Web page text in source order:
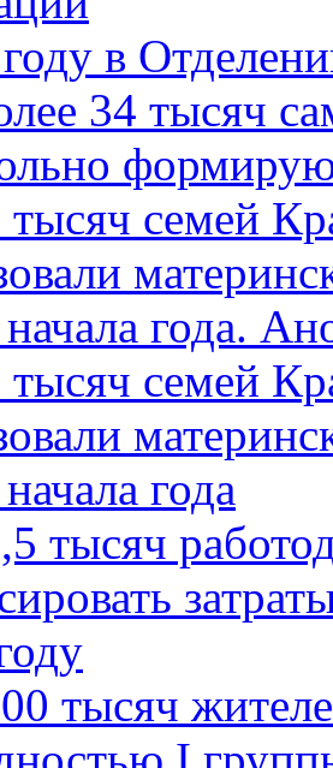
в
34 тысяч
тысяч семей
начала года.
тысяч семей
года
тысяч
тысяч